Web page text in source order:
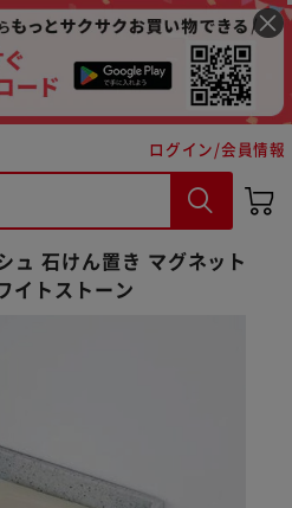
ログイン/会員情報
ュ 石けん置き マグネット
イトストーン
購入手続きへ